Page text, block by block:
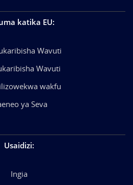
katika EU:
Wavuti
Wavuti
wakfu
ya Seva
Usaidizi:
Ingia